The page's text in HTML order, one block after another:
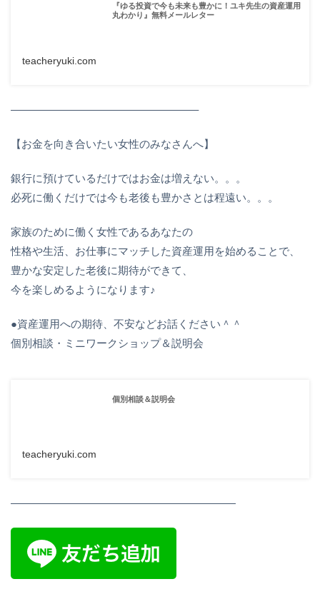
『ゆる投資で今も未来も豊かに！ユキ先生の資産運用
丸わかり』無料メールレター
teacheryuki.com
—————————————————–
【お金を向き合いたい女性のみなさんへ】
銀行に預けているだけではお金は増えない。。。
必死に働くだけでは今も老後も豊かさとは程遠い。。。
家族のために働く女性であるあなたの
性格や生活、お仕事にマッチした資産運用を始めることで、
豊かな安定した老後に期待ができて、
今を楽しめるようになります♪
●資産運用への期待、不安などお話ください＾＾
個別相談・ミニワークショップ＆説明会
個別相談＆説明会
teacheryuki.com
—————————————————————